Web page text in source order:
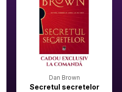
Dan Brown
Secretul secretelor